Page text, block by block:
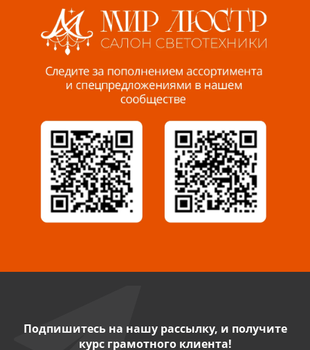
Пенза, ул. Пролетарская, 61 ТЦ "Стройбери"
Миасс, ул. Романенко, 95
8 922 500 30 39
Сызрань, ул. Декабристов, 1А
8 927 009 54 63
Саратов, ул. Танкистов, 37 (БЦ «Дикомп»)
Нефтекамск, ул. Ленина, 62
Подпишитесь на нашу рассылку, и получите
курс грамотного клиента!